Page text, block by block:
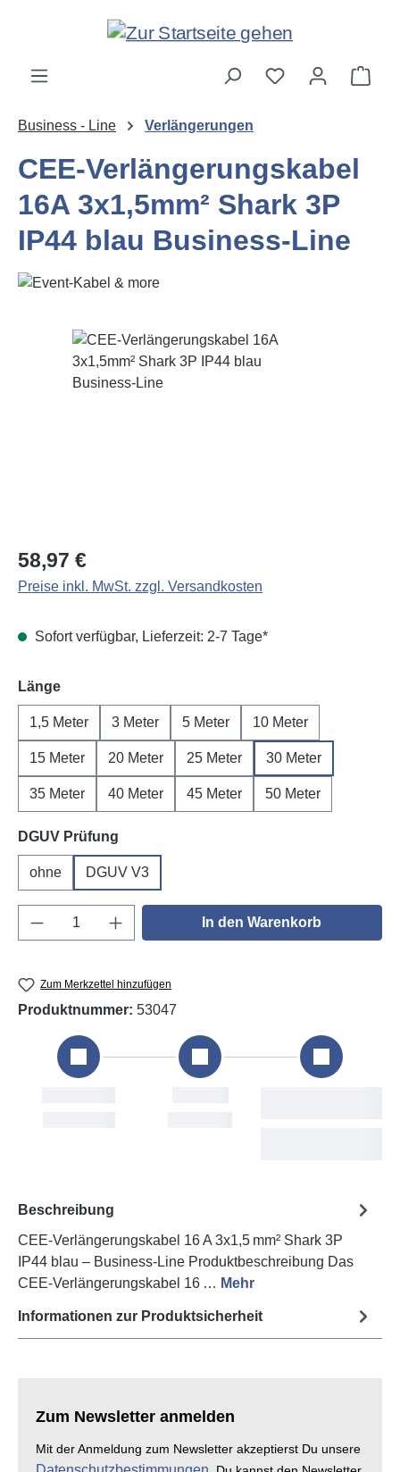
Zum Hauptinhalt springen
Business - Line Verlängerungen
CEE-Verlängerungskabel
16A 3x1,5mm² Shark 3P
IP44 blau Business-Line
Bildergalerie überspringen
Regulärer Preis:
58,97 €
Preise inkl. MwSt. zzgl. Versandkosten
Sofort verfügbar, Lieferzeit: 2-7 Tage*
Längeauswählen
1,5 Meter 3 Meter 5 Meter 10 Meter
15 Meter 20 Meter 25 Meter 30 Meter
35 Meter 40 Meter 45 Meter 50 Meter
DGUV Prüfung
ohne DGUV V3
Produkt Anzahl: Gib den gewünschten
In den Warenkorb
Zum Merkzettel hinzufügen
Produktnummer: 53047
Beschreibung
CEE‑Verlängerungskabel 16 A 3x1,5 mm² Shark 3P
IP44 blau – Business‑Line Produktbeschreibung Das
CEE‑Verlängerungskabel 16 … Mehr
Informationen zur Produktsicherheit
Zum Newsletter anmelden
Mit der Anmeldung zum Newsletter akzeptierst Du unsere